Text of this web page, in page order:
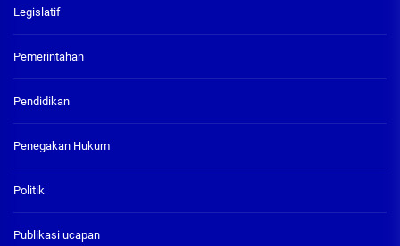
Legislatif
Pemerintahan
Pendidikan
Penegakan Hukum
Politik
Publikasi ucapan